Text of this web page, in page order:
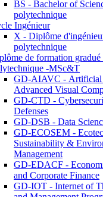
BS - Bachelor of
polytechnique
Ingénieur
X - Diplôme
polytechnique
de formation gradué
-MSc&T
GD-AIAVC - Artificial
Advanced Visual
GD-CTD -
Defenses
GD-DSB - Data
GD-ECOSEM -
Sustainability &
Management
GD-EDACF -
and Corporate Finance
GD-IOT - Internet of